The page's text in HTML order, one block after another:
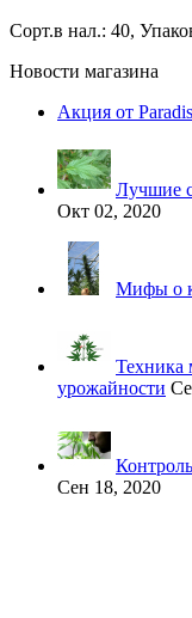
Сорт.в нал.: 40,
Новости магазина
Акция от
Лучшие
Окт 02, 2020
Мифы о
Техника
урожайности
Сен 18, 2020